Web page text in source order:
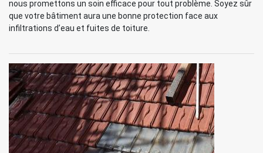
nous promettons un soin efficace pour tout problème. Soyez sûr
que votre bâtiment aura une bonne protection face aux
infiltrations d’eau et fuites de toiture.